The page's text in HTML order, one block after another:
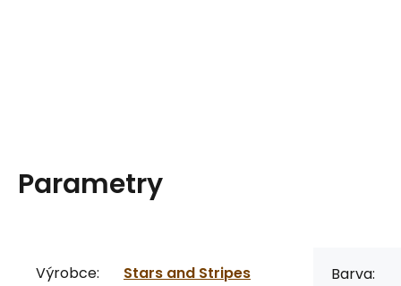
Parametry
Výrobce: Stars and Stripes Barva: